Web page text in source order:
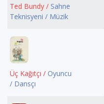
Ted Bundy / Sahne
Teknisyeni / Müzik
Üç Kağıtçı / Oyuncu
/ Dansçı